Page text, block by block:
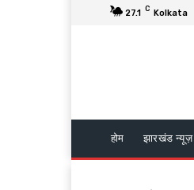
27.1 C Kolkata
होम झारखंड न्यूज़